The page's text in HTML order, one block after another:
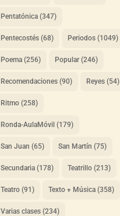
Pentatónica(347)
Pentecostés(68) Periodos(1049)
Poema(256) Popular(246)
Recomendaciones(90) Reyes(54)
Ritmo(258)
Ronda-AulaMóvil (179)
San Juan (65) San Martín (75)
Secundaria(178) Teatrillo(213)
Teatro(91) Texto + Música(358)
Varias clases(234)